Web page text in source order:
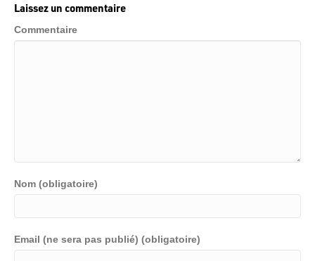
Laissez un commentaire
Commentaire
Nom (obligatoire)
Email (ne sera pas publié) (obligatoire)